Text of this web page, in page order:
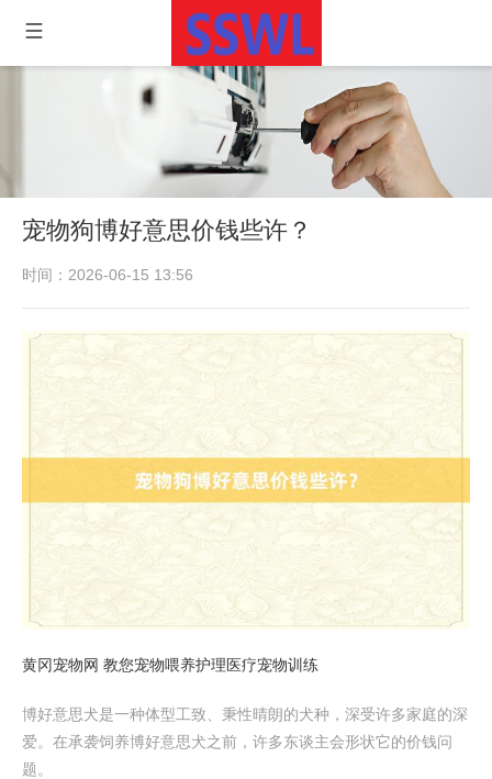
宠物狗博好意思价钱些许？
时间：2026-06-15 13:56
黄冈宠物网 教您宠物喂养护理医疗宠物训练
博好意思犬是一种体型工致、秉性晴朗的犬种，深受许多家庭的深
爱。在承袭饲养博好意思犬之前，许多东谈主会形状它的价钱问
题。